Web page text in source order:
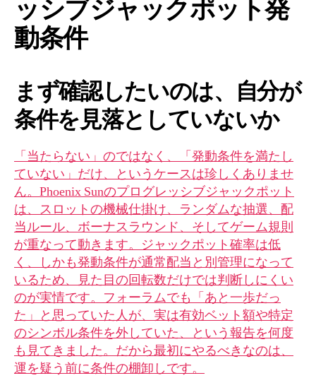
ッシブジャックポット発
動条件
まず確認したいのは、自分が
条件を見落としていないか
「当たらない」のではなく、「発動条件を満たし
ていない」だけ、というケースは珍しくありませ
ん。Phoenix Sunのプログレッシブジャックポット
は、スロットの機械仕掛け、ランダムな抽選、配
当ルール、ボーナスラウンド、そしてゲーム規則
が重なって動きます。ジャックポット確率は低
く、しかも発動条件が通常配当と別管理になって
いるため、見た目の回転数だけでは判断しにくい
のが実情です。フォーラムでも「あと一歩だっ
た」と思っていた人が、実は有効ベット額や特定
のシンボル条件を外していた、という報告を何度
も見てきました。だから最初にやるべきなのは、
運を疑う前に条件の棚卸しです。